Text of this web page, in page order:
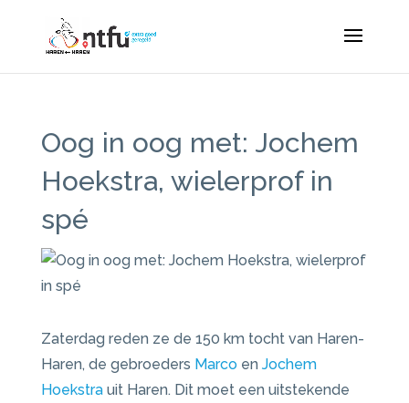
Oog in oog met: Jochem
Hoekstra, wielerprof in
spé
Zaterdag reden ze de 150 km tocht van Haren-
Haren, de gebroeders Marcoen Jochem
Hoekstrauit Haren. Dit moet een uitstekende